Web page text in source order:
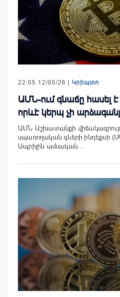
22:05 12/05/26 | Կրիպտո
ԱՄՆ-ում գնաճը հասել է
որևէ կերպ չի
ԱՄՆ Աշխատանքի
սպառողական գների ինդեքսի
Ապրիլին ամսական…